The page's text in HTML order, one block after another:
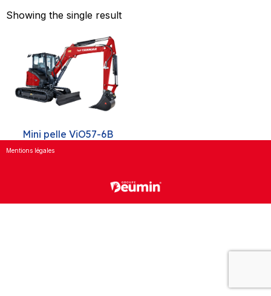
Showing the single result
Mini pelle ViO57-6B
Mentions légales